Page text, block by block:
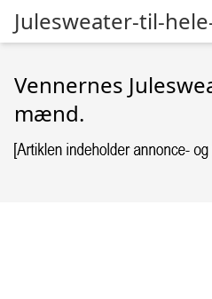
Julesweater-til-
Vennernes
mænd.